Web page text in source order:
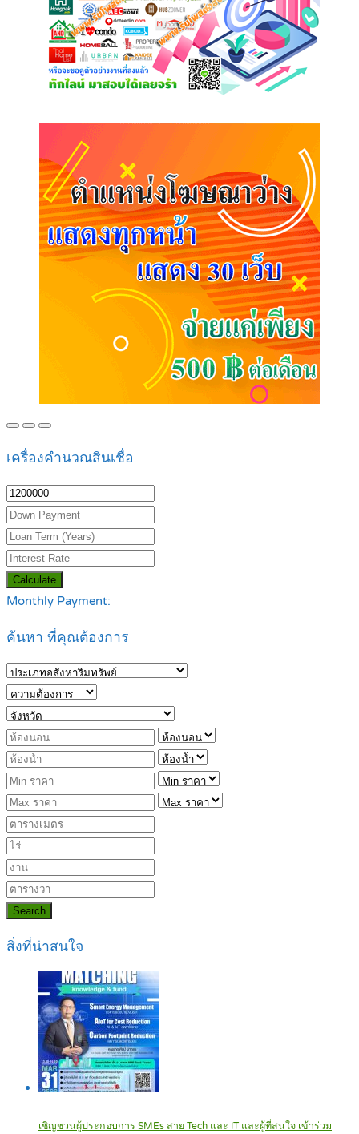
เครื่องคำนวณสินเชื่อ
Calculate
Monthly Payment:
ค้นหา ที่คุณต้องการ
Search
สิ่งที่น่าสนใจ
เชิญชวนผู้ประกอบการ SMEs สาย Tech และ IT และผู้ที่สนใจ เข้าร่วม